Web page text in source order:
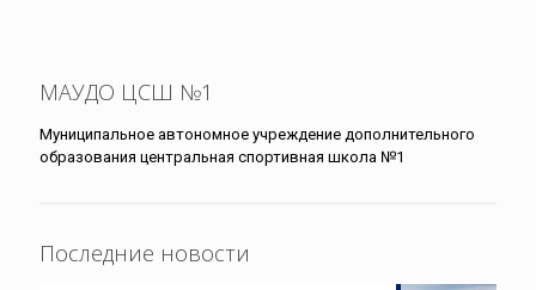
МАУДО ЦСШ №1
Муниципальное автономное учреждение дополнительного
образования центральная спортивная школа №1
Последние новости